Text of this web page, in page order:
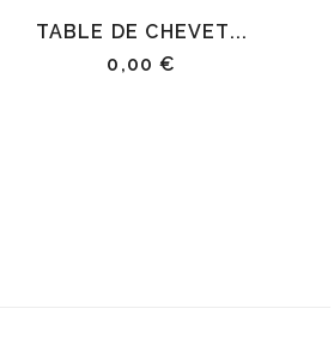
TABLE DE CHEVET...
0,00 €